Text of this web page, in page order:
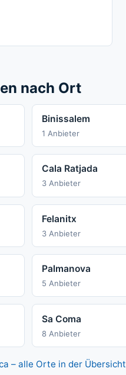
nach Ort
Binissalem
1 Anbieter
Cala Ratjada
3 Anbieter
Felanitx
3 Anbieter
Palmanova
5 Anbieter
Sa Coma
8 Anbieter
– alle Orte in der Übersicht